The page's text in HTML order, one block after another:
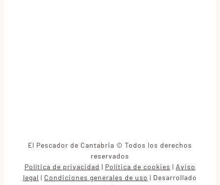
El Pescador de Cantabria © Todos los derechos
reservados
Política de privacidad | Política de cookies | Aviso
legal | Condiciones generales de uso | Desarrollado